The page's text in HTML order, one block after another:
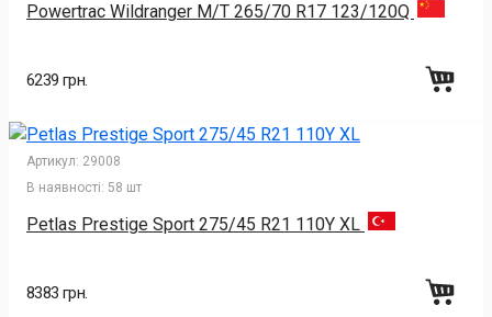
Powertrac Wildranger M/T 265/70 R17 123/120Q
6239 грн.
Артикул: 29008
В наявності: 58 шт
Petlas Prestige Sport 275/45 R21 110Y XL
8383 грн.